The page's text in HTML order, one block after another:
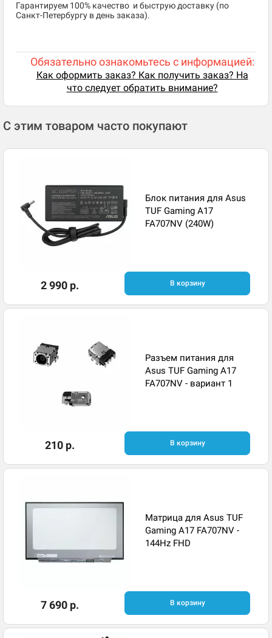
​Гарантируем 100% качество и быструю доставку (по
Санкт-Петербургу в день заказа).
Обязательно ознакомьтесь с информацией:
Как оформить заказ? Как получить заказ? На
что следует обратить внимание?
С этим товаром часто покупают
Блок питания для Asus
TUF Gaming A17
FA707NV (240W)
2 990 р. В корзину
Разъем питания для
Asus TUF Gaming A17
FA707NV - вариант 1
210 р. В корзину
Матрица для Asus TUF
Gaming A17 FA707NV -
144Hz FHD
7 690 р. В корзину